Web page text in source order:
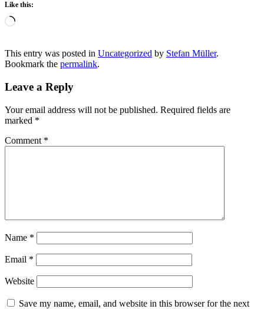
Like this:
Loading…
This entry was posted in Uncategorized by Stefan Müller.
Bookmark the permalink.
Leave a Reply
Your email address will not be published. Required fields are
marked *
Comment *
Name *
Email *
Website
Save my name, email, and website in this browser for the next